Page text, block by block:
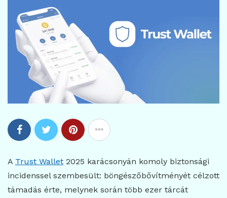
A Trust Wallet 2025 karácsonyán komoly biztonsági
incidenssel szembesült: böngészőbővítményét célzott
támadás érte, melynek során több ezer tárcát